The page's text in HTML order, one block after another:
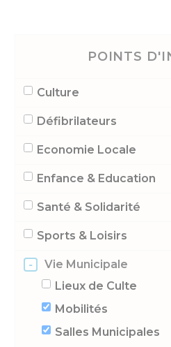
POINTS
Culture
Défibrilateurs
Economie Locale
Enfance & Education
Santé & Solidarité
Sports & Loisirs
-
Vie Municipale
Lieux de Culte
Mobilités
Salles Municipales